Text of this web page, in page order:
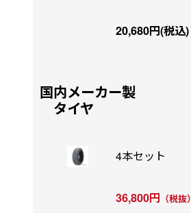
20,680円(税込)
国内メーカー製
タイヤ
4本セット
36,800円 （税抜）